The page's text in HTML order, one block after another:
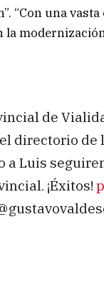
“Con una
la
de
directorio de
a Luis
¡Éxitos!